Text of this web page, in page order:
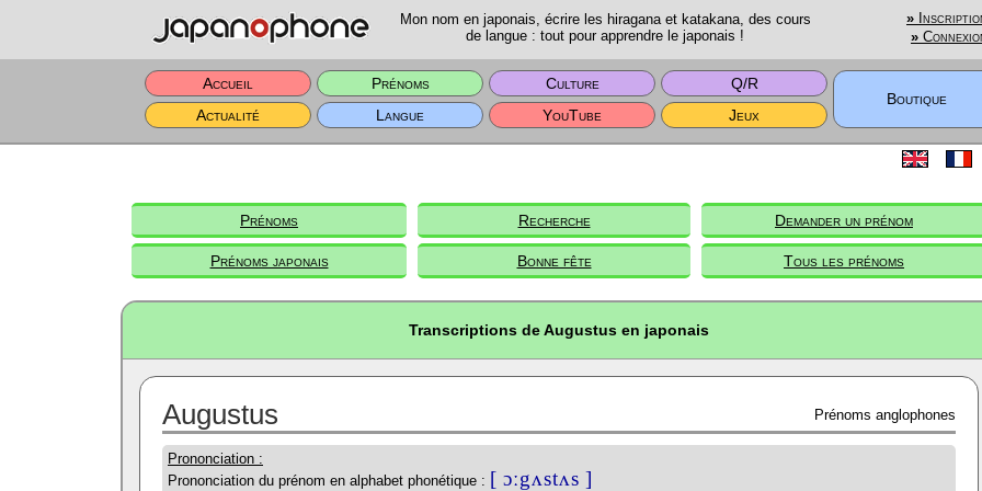
Mon nom en japonais, écrire les hiragana et katakana, des cours
de langue : tout pour apprendre le japonais !
»
»
Accueil Prénoms Culture
Q/R
Boutique
Actualité
Langue YouTube Jeux
Prénoms Recherche Demander un prénom
Prénoms japonais Bonne fête Tous les prénoms
Transcriptions de Augustus en japonais
Augustus Prénoms anglophones
Prononciation :
Prononciation du prénom en alphabet phonétique : [ ɔːgʌstʌs ]